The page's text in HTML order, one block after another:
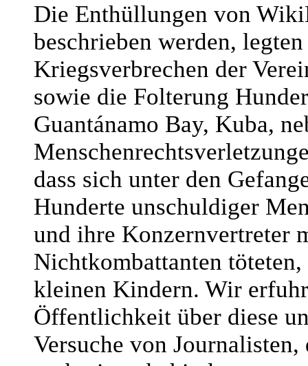
Die Enthüllungen von
beschrieben werden,
Kriegsverbrechen der
sowie die Folterung
Guantánamo Bay, Kuba,
dass sich unter den
Hunderte unschuldiger
und ihre Konzernvertreter
Nichtkombattanten
kleinen Kindern. Wir
Öffentlichkeit über diese
Versuche von